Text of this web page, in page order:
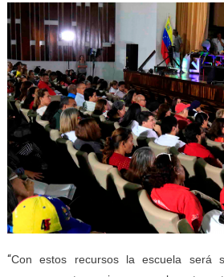
“Con estos recursos la escuela será